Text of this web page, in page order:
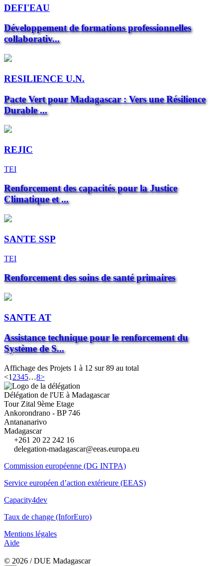
DEFI'EAU
Développement de formations professionnelles
collaborativ...
RESILIENCE U.N.
Pacte Vert pour Madagascar : Vers une Résilience
Durable ...
REJIC
TEI
Renforcement des capacités pour la Justice
Climatique et ...
SANTE SSP
TEI
Renforcement des soins de santé primaires
SANTE AT
Assistance technique pour le renforcement du
Système de S...
Affichage des Projets 1 à 12 sur 89 au total
<1 2345…8>
Délégation de l'UE à Madagascar
Tour Zital 9ème Etage
Ankorondrano - BP 746
Antananarivo
Madagascar
+261 20 22 242 16
delegation-madagascar@eeas.europa.eu
Commission européenne (DG INTPA)
Service européen d’action extérieure (EEAS)
Capacity4dev
Taux de change (InforEuro)
Mentions légales
Aide
© 2026 / DUE Madagascar